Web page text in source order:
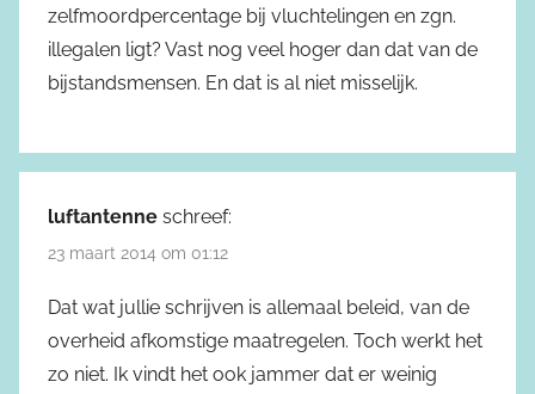
zelfmoordpercentage bij vluchtelingen en zgn.
illegalen ligt? Vast nog veel hoger dan dat van de
bijstandsmensen. En dat is al niet misselijk.
luftantenne schreef:
23 maart 2014 om 01:12
Dat wat jullie schrijven is allemaal beleid, van de
overheid afkomstige maatregelen. Toch werkt het
zo niet. Ik vindt het ook jammer dat er weinig